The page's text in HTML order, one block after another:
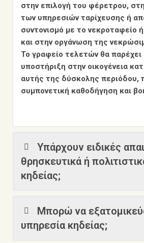
στην επιλογή του φέρετρου,
των υπηρεσιών ταρίχευσης ή
συντονισμό με το νεκροταφείο
και στην οργάνωση της
Το γραφείο τελετών θα παρέχει
υποστήριξη στην οικογένεια
αυτής της δύσκολης περιόδου,
συμπονετική καθοδήγηση και
Υπάρχουν ειδικές
θρησκευτικά ή
κηδείας;
Μπορώ να
υπηρεσία κηδείας;